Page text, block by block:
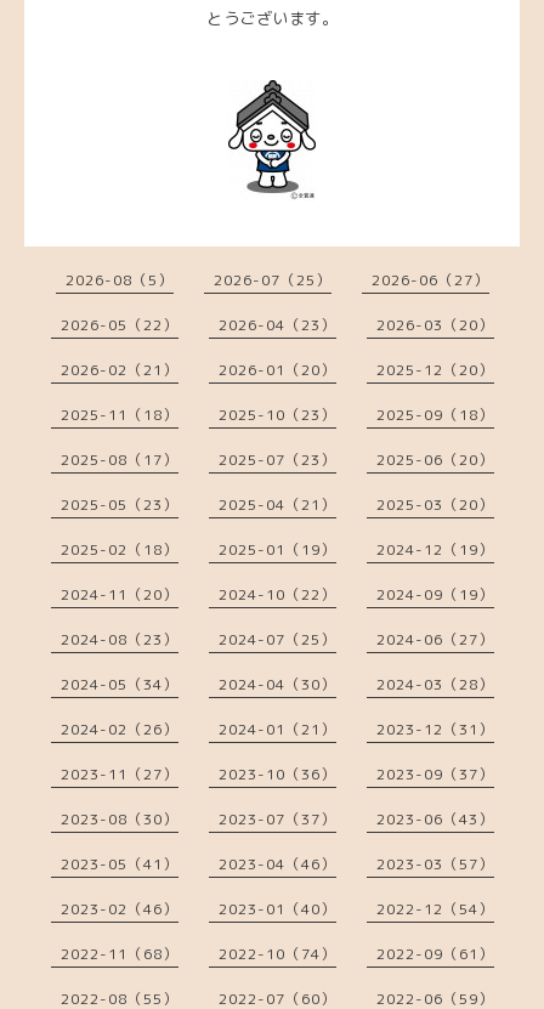
とうございます。
2026-08（5） 2026-07（25） 2026-06（27）
2026-05（22） 2026-04（23） 2026-03（20）
2026-02（21） 2026-01（20） 2025-12（20）
2025-11（18） 2025-10（23） 2025-09（18）
2025-08（17） 2025-07（23） 2025-06（20）
2025-05（23） 2025-04（21） 2025-03（20）
2025-02（18） 2025-01（19） 2024-12（19）
2024-11（20） 2024-10（22） 2024-09（19）
2024-08（23） 2024-07（25） 2024-06（27）
2024-05（34） 2024-04（30） 2024-03（28）
2024-02（26） 2024-01（21） 2023-12（31）
2023-11（27） 2023-10（36） 2023-09（37）
2023-08（30） 2023-07（37） 2023-06（43）
2023-05（41） 2023-04（46） 2023-03（57）
2023-02（46） 2023-01（40） 2022-12（54）
2022-11（68） 2022-10（74） 2022-09（61）
2022-08（55） 2022-07（60） 2022-06（59）